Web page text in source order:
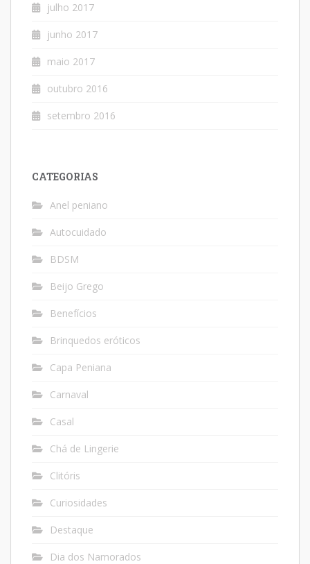
julho 2017
junho 2017
maio 2017
outubro 2016
setembro 2016
CATEGORIAS
Anel peniano
Autocuidado
BDSM
Beijo Grego
Benefícios
Brinquedos eróticos
Capa Peniana
Carnaval
Casal
Chá de Lingerie
Clitóris
Curiosidades
Destaque
Dia dos Namorados